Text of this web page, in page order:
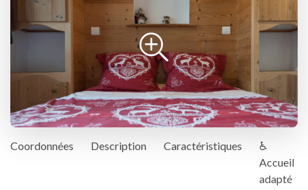
Coordonnées Description Caractéristiques
♿
Accueil
adapté